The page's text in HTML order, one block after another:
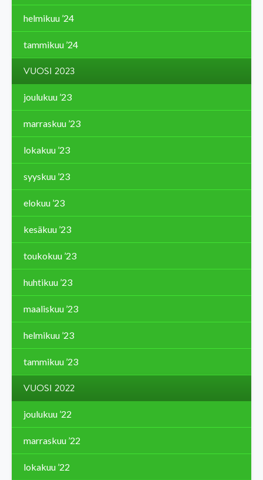
helmikuu ’24
tammikuu ’24
VUOSI 2023
joulukuu ’23
marraskuu ’23
lokakuu ’23
syyskuu ’23
elokuu ’23
kesäkuu ’23
toukokuu ’23
huhtikuu ’23
maaliskuu ’23
helmikuu ’23
tammikuu ’23
VUOSI 2022
joulukuu ’22
marraskuu ’22
lokakuu ’22